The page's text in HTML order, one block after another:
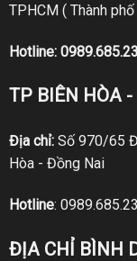
TPHCM ( Thành
Hotline:
TP BIÊN HÒA
Địa chỉ:Số 970/65
Hòa - Đồng Nai
Hotline:
ĐỊA CHỈ BÌNH